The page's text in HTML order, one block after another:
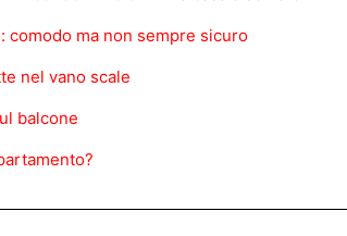
comodo ma non sempre sicuro
nel vano scale
balcone